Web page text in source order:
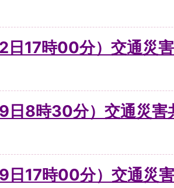
日17時00分）交通災
日8時30分）交通災
日17時00分）交通災